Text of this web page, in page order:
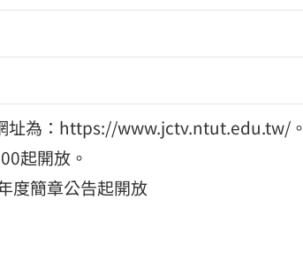
址為：https://www.jctv.ntut.edu.tw/。
起開放。
度簡章公告起開放